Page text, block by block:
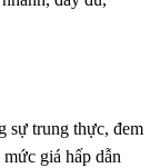
sự trung thực, đem
giá hấp dẫn